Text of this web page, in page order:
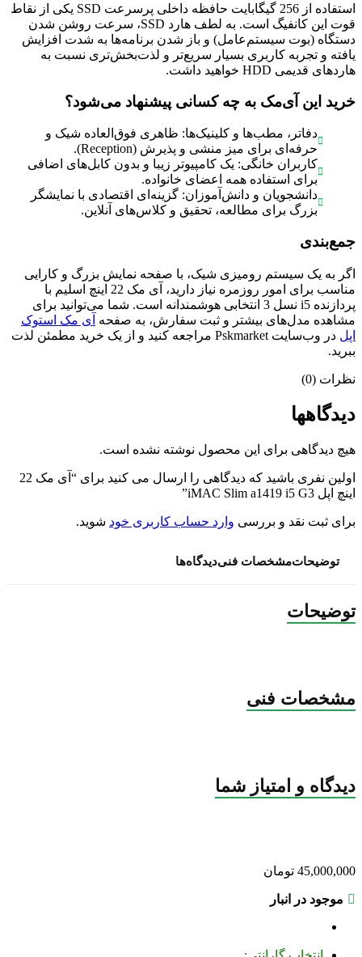
استفاده از 256 گیگابایت حافظه داخلی پرسرعت SSD یکی از نقاط
قوت این کانفیگ است. به لطف هارد SSD، سرعت روشن شدن
دستگاه (بوت سیستم‌عامل) و باز شدن برنامه‌ها به شدت افزایش
یافته و تجربه کاربری بسیار سریع‌تر و لذت‌بخش‌تری نسبت به
هاردهای قدیمی HDD خواهید داشت.
خرید این آی‌مک به چه کسانی پیشنهاد می‌شود؟
دفاتر، مطب‌ها و کلینیک‌ها: ظاهری فوق‌العاده شیک و
حرفه‌ای برای میز منشی و پذیرش (Reception).
کاربران خانگی: یک کامپیوتر زیبا و بدون کابل‌های اضافی
برای استفاده همه اعضای خانواده.
دانشجویان و دانش‌آموزان: گزینه‌ای اقتصادی با نمایشگر
بزرگ برای مطالعه، تحقیق و کلاس‌های آنلاین.
جمع‌بندی
اگر به یک سیستم رومیزی شیک، با صفحه نمایش بزرگ و کارایی
مناسب برای امور روزمره نیاز دارید، آی مک 22 اینچ اسلیم با
پردازنده i5 نسل 3 انتخابی هوشمندانه است. شما می‌توانید برای
مشاهده مدل‌های بیشتر و ثبت سفارش، به صفحه آی مک استوک
اپل
در وب‌سایت Pskmarket مراجعه کنید و از یک خرید مطمئن لذت
ببرید.
نظرات (0)
دیدگاهها
هیچ دیدگاهی برای این محصول نوشته نشده است.
اولین نفری باشید که دیدگاهی را ارسال می کنید برای “آی مک 22
اینچ اپل iMAC Slim a1419 i5 G3”
برای ثبت نقد و بررسی وارد حساب کاربری خود شوید.
توضیحاتمشخصات فنیدیدگاه‌ها
توضیحات
مشخصات فنی
دیدگاه و امتیاز شما
45,000,000 تومان
موجود در انبار